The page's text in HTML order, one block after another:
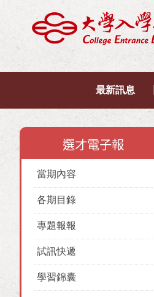
最新訊息
選才電子報
當期內容
各期目錄
專題報報
試訊快遞
學習錦囊